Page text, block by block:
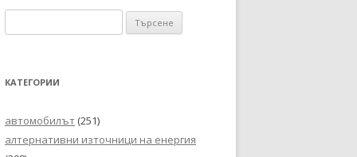
за:
КАТЕГОРИИ
автомобилът (251)
алтернативни източници на енергия